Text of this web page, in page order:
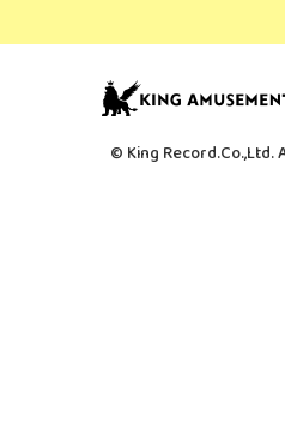
© King Record.Co.,Ltd.